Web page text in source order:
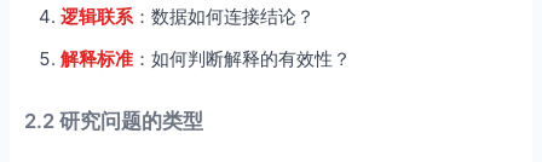
逻辑联系 ：数据如何连接结论？
解释标准 ：如何判断解释的有效性？
2.2 研究问题的类型